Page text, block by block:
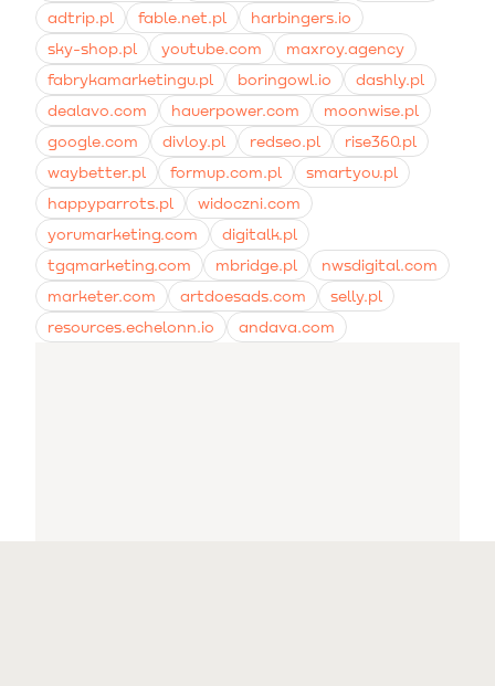
adtrip.pl fable.net.pl
harbingers.io
sky-shop.pl
youtube.com
maxroy.agency
fabrykamarketingu.pl
boringowl.io
dashly.pl
dealavo.com
hauerpower.com
moonwise.pl
google.com
divloy.pl redseo.pl
rise360.pl
waybetter.pl
formup.com.pl
smartyou.pl
happyparrots.pl
widoczni.com
yorumarketing.com
digitalk.pl
tgqmarketing.com
mbridge.pl
nwsdigital.com
marketer.com
artdoesads.com
selly.pl
resources.echelonn.io
andava.com